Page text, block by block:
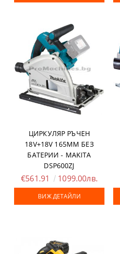
ЦИРКУЛЯР РЪЧЕН
18V+18V 165ММ БЕЗ
БАТЕРИИ - MAKITA
DSP600ZJ
€561.91 1099.00лв.
ВИЖ ДЕТАЙЛИ